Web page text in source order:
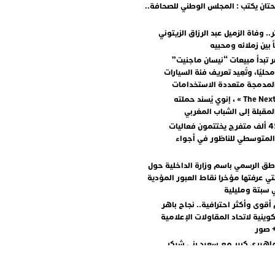
يكتب : المجلس الوطني للصحافة..
وفاة الزميل عبد الرزاق الزيتوني
بين زملائه ومحبيه
تبدأ مبيعات “نيسان ماجنيت”
وتُعِيد تعريف فئة السيارات
متعددة الاستخدامات
مع « The Next Ad » ، إنوي يُسند حملته
إلى الشباب المغربي
أكثر من 45 ألف متفرج يختتمون فعاليات
المتوسطي للناظور في أجواء
الرسمي باسم وزارة الداخلية حول
عرفتها مؤخرا نقاط العبور المؤدية
سبتة ومليلية
أقوى وأكثر احترافية.. نجاح باهر
لاتحاد المقاولات الإعلامية
+ صور
كبير مع سعيد بني شيكر